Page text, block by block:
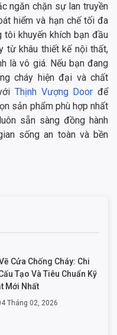
ngăn chặn sự lan truyền
hiểm và hạn chế tối đa
tôi khuyến khích bạn đầu
từ khâu thiết kế nội thất,
là vô giá. Nếu bạn đang
cháy hiện đại và chất
Thịnh Vượng Door để
sản phẩm phù hợp nhất
sẵn sàng đồng hành
sống an toàn và bền
Cửa Chống Cháy: Chi
Tạo Và Tiêu Chuẩn Kỹ
Mới Nhất
Tháng 02, 2026